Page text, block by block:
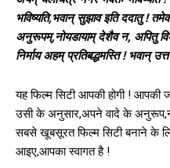
भविष्यति,भवान् सुझाव इति ददातु !
अनुरूपम्,नोयडायाम् देशैव न, अपितु
निर्माय अहम् प्रतिबद्धमस्ति ! भवान्
यह फिल्म सिटी आपकी होगी !
उसी के अनुसार,अपने वादे के
सबसे खूबसूरत फिल्म सिटी बनाने के
आइए,आपका स्वागत है !